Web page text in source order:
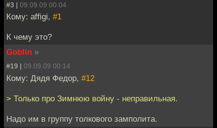
#3 | 09.09.09 00:04
Кому: affigi, #1
К чему это?
Goblin »
#19 | 09.09.09 00:14
Кому: Дядя Федор, #12
> Только про Зимнюю войну - неправильная.
Надо им в группу толкового замполита.